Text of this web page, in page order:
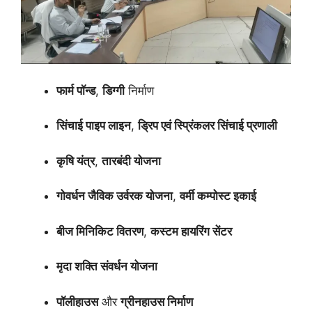
फार्म पॉन्ड,डिग्गीनिर्माण
सिंचाई पाइप लाइन,ड्रिप एवं स्प्रिंकलर सिंचाई प्रणाली
कृषि यंत्र,तारबंदी योजना
गोवर्धन जैविक उर्वरक योजना,वर्मी कम्पोस्ट इकाई
बीज मिनिकिट वितरण,कस्टम हायरिंग सेंटर
मृदा शक्ति संवर्धन योजना
पॉलीहाउसऔरग्रीनहाउस निर्माण